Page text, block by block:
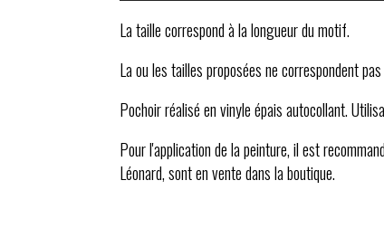
La taille correspond à la longueur du motif.
La ou les tailles proposées ne correspondent
Pochoir réalisé en vinyle épais autocollant.
Pour l'application de la peinture, il est
Léonard, sont en vente dans la boutique.